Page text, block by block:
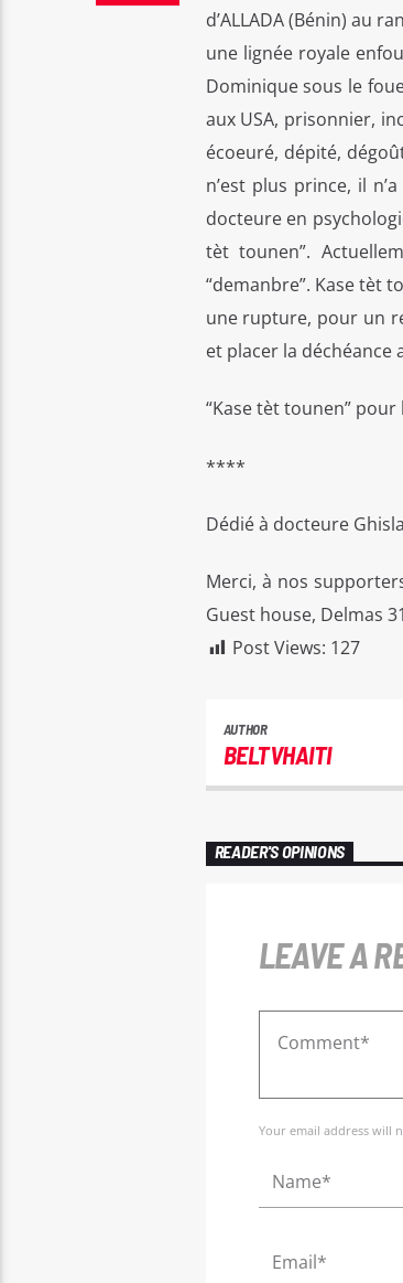
d’ALLADA (Bénin) au
une lignée royale
Dominique sous le
aux USA, prisonnier,
écoeuré, dépité,
n’est plus prince, il
docteure en
tèt tounen”.
“demanbre”. Kase tèt
une rupture, pour un
et placer la déchéance
“Kase tèt tounen” pour
****
Dédié à docteure
Merci, à nos
Guest house, Delmas
Post Views: 127
AUTHOR
BELTVHAITI
READER'S OPINIONS
LEAVE A
Your email address will